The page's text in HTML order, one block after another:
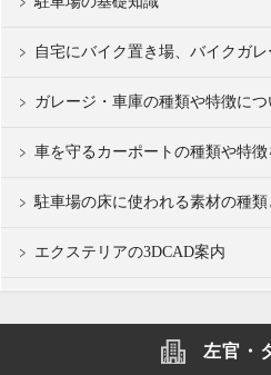
自宅にバイク置き場、バイクガ
ガレージ・車庫の種類や特徴につ
車を守るカーポートの種類や特徴
駐車場の床に使われる素材の種
エクステリアの3DCAD案内
左官・